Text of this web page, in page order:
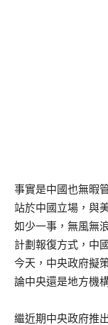
事實是中國也無暇
站於中國立場，與
如少一事，無風無
計劃報復方式，中
今天，中央政府擬
論中央還是地方機
繼近期中央政府推